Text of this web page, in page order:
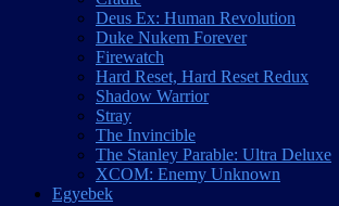
Deus Ex: Human Revolution
Duke Nukem Forever
Firewatch
Hard Reset, Hard Reset Redux
Shadow Warrior
Stray
The Invincible
The Stanley Parable: Ultra Deluxe
XCOM: Enemy Unknown
Egyebek